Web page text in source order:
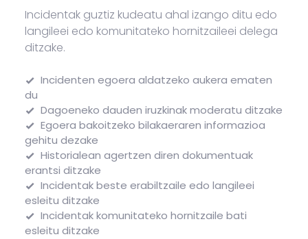
Incidentak guztiz kudeatu ahal izango ditu edo
langileei edo komunitateko hornitzaileei delega
ditzake.
Incidenten egoera aldatzeko aukera ematen
du
Dagoeneko dauden iruzkinak moderatu ditzake
Egoera bakoitzeko bilakaeraren informazioa
gehitu dezake
Historialean agertzen diren dokumentuak
erantsi ditzake
Incidentak beste erabiltzaile edo langileei
esleitu ditzake
Incidentak komunitateko hornitzaile bati
esleitu ditzake